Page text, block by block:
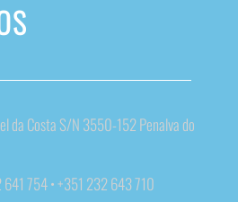
da Costa S/N 3550-152 Penalva do
754 • +351 232 643 710